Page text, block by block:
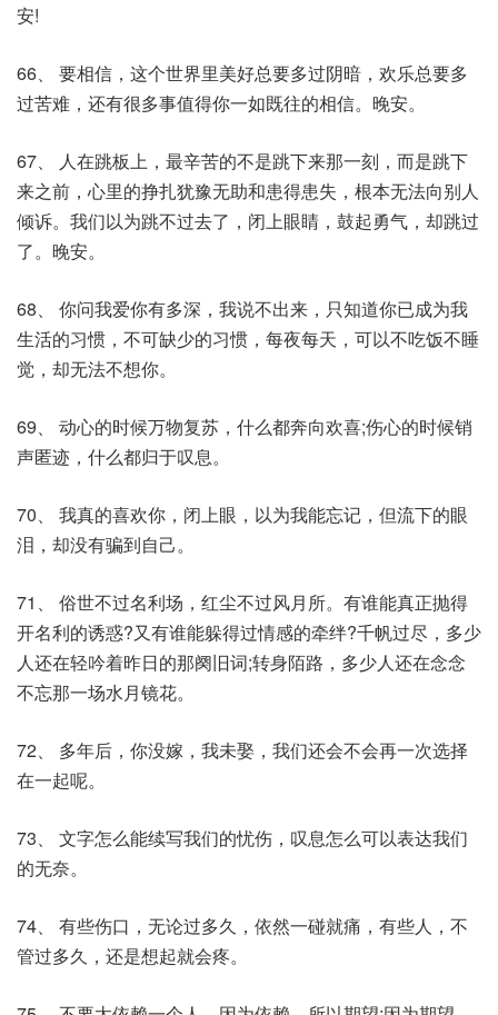
安!
66、 要相信，这个世界里美好总要多过阴暗，欢乐总要多
过苦难，还有很多事值得你一如既往的相信。晚安。
67、 人在跳板上，最辛苦的不是跳下来那一刻，而是跳下
来之前，心里的挣扎犹豫无助和患得患失，根本无法向别人
倾诉。我们以为跳不过去了，闭上眼睛，鼓起勇气，却跳过
了。晚安。
68、 你问我爱你有多深，我说不出来，只知道你已成为我
生活的习惯，不可缺少的习惯，每夜每天，可以不吃饭不睡
觉，却无法不想你。
69、 动心的时候万物复苏，什么都奔向欢喜;伤心的时候销
声匿迹，什么都归于叹息。
70、 我真的喜欢你，闭上眼，以为我能忘记，但流下的眼
泪，却没有骗到自己。
71、 俗世不过名利场，红尘不过风月所。有谁能真正抛得
开名利的诱惑?又有谁能躲得过情感的牵绊?千帆过尽，多少
人还在轻吟着昨日的那阕旧词;转身陌路，多少人还在念念
不忘那一场水月镜花。
72、 多年后，你没嫁，我未娶，我们还会不会再一次选择
在一起呢。
73、 文字怎么能续写我们的忧伤，叹息怎么可以表达我们
的无奈。
74、 有些伤口，无论过多久，依然一碰就痛，有些人，不
管过多久，还是想起就会疼。